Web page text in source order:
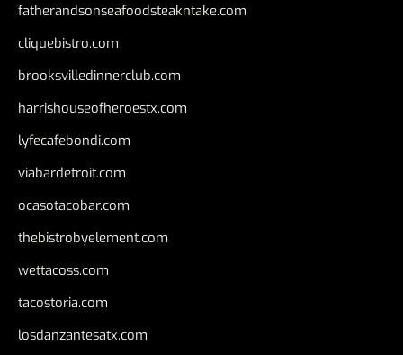
fatherandsonseafoodsteakntake.com
cliquebistro.com
brooksvilledinnerclub.com
harrishouseofheroestx.com
lyfecafebondi.com
viabardetroit.com
ocasotacobar.com
thebistrobyelement.com
wettacoss.com
tacostoria.com
losdanzantesatx.com